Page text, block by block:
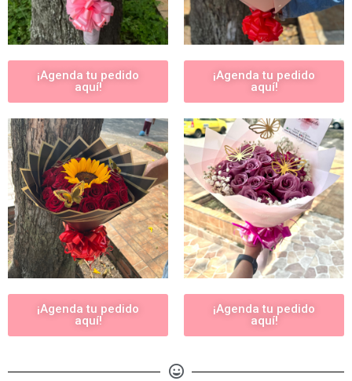
¡Agenda tu pedido
aquí!
¡Agenda tu pedido
aquí!
¡Agenda tu pedido
aquí!
¡Agenda tu pedido
aquí!